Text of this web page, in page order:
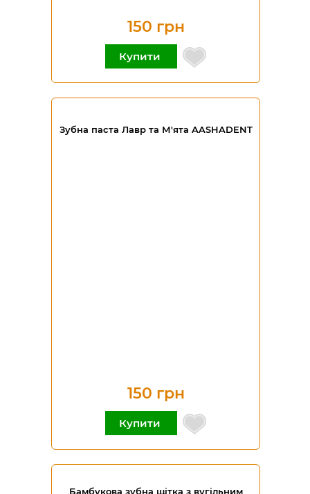
150 грн
Купити
Зубна паста Лавр та М'ята AASHADENT
150 грн
Купити
Бамбукова зубна щітка з вугільним